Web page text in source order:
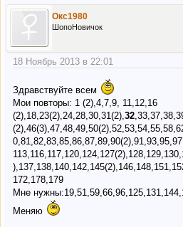
Окс1980
ШопоНовичок
18 Ноябрь 2013 в 22:01
Здравствуйте всем
Мои повторы: 1 (2),4,7,9, 11,12,16
(2),18,23(2),24,28,30,31(2),32
172,178,179
Мне
Меняю